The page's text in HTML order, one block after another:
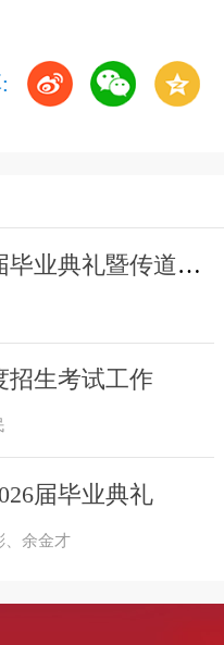
贵州圣经学校举行2026届毕业典礼暨传道员培训班结业典礼
招生考试工作
届毕业典礼
余金才